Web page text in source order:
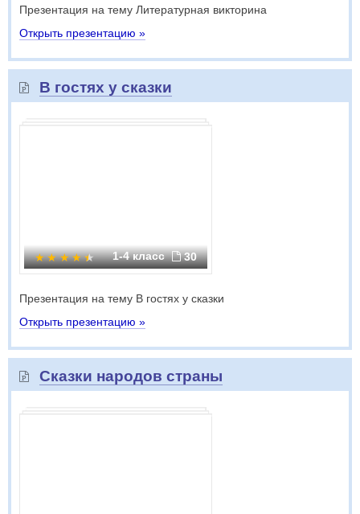
Презентация на тему Литературная викторина
Открыть презентацию »
В гостях у сказки
1-4 класс 30
Презентация на тему В гостях у сказки
Открыть презентацию »
Сказки народов страны